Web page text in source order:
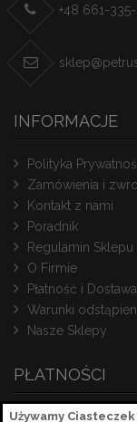
Używamy Ciasteczek
+48 661-
INFORMACJE
Polityka
Zamówienia i
Kontakt z nami
Poradnik
Regulamin Sklepu
O Firmie
Płatność i Dostawa
Warunki
Nasze Sklepy
PŁATNOŚCI